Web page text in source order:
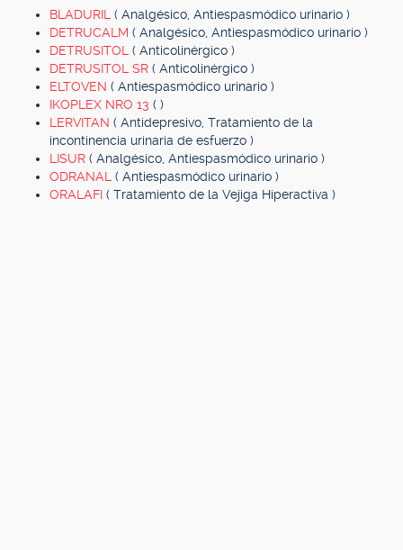
BLADURIL ( Analgésico, Antiespasmódico urinario )
DETRUCALM ( Analgésico, Antiespasmódico urinario )
DETRUSITOL ( Anticolinérgico )
DETRUSITOL SR ( Anticolinérgico )
ELTOVEN ( Antiespasmódico urinario )
IKOPLEX NRO 13 ( )
LERVITAN ( Antidepresivo, Tratamiento de la
incontinencia urinaria de esfuerzo )
LISUR ( Analgésico, Antiespasmódico urinario )
ODRANAL ( Antiespasmódico urinario )
ORALAFI ( Tratamiento de la Vejiga Hiperactiva )